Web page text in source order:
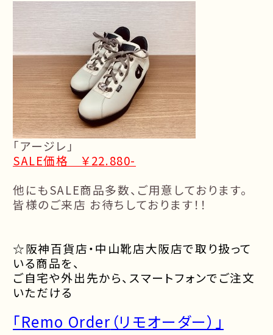
「アージレ」
SALE価格 ￥22.880-
他にもSALE商品多数、ご用意しております。
皆様のご来店 お待ちしております！！
☆阪神百貨店・中山靴店大阪店で取り扱って
いる商品を、
ご自宅や外出先から、スマートフォンでご注文
いただける
「Remo Order （リモオーダー）」